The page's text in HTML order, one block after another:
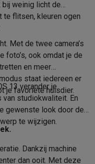
bij weinig licht de
te flitsen, kleuren ogen
Met de twee camera’s
foto’s, ook omdat je de
en meer
staat iedereen er
je favoriete huisdier.
13 verander je
studiokwaliteit. En
gewenste look door de
te wijzigen.
Dankzij machine
dan ooit. Met deze